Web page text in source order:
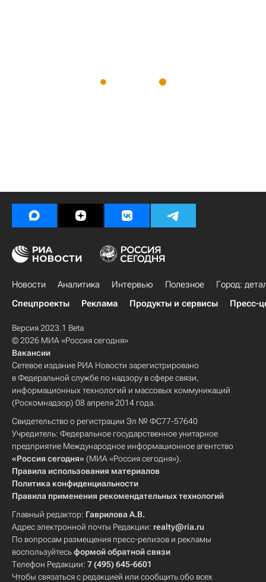
Новости Аналитика Интервью Полезное
Город:
Спецпроекты
Реклама Продукты и сервисы Пресс-
Версия 2023.1 Beta
© 2026 МИА «Россия сегодня»
Вакансии
Сетевое издание РИА Новости зарегистрировано
в Федеральной службе по надзору в сфере связи,
информационных технологий и массовых коммуникаций
(Роскомнадзор) 08 апреля 2014 года.
Свидетельство о регистрации Эл № ФС77-57640
Учредитель: Федеральное государственное унитарное
предприятие Международное информационное агентство
«Россия сегодня» (МИА «Россия сегодня»).
Правила использования материалов
Политика конфиденциальности
Правила применения рекомендательных технологий
Главный редактор: Гаврилова А.В.
Адрес электронной почты Редакции: realty@ria.ru
По вопросам размещения пресс-релизов и рекламы
воспользуйтесьформой обратной связи
Телефон Редакции: 7 (495) 645-6601
Чтобы связаться с редакцией или сообщить обо всех